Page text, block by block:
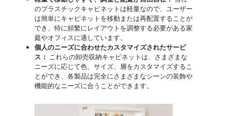
のプラスチックキャビネットは軽量なので、ユーザー
は簡単にキャビネットを移動または再配置することが
でき、特に頻繁にレイアウトを調整する必要がある家
庭やオフィスに適しています。
個人のニーズに合わせたカスタマイズされたサービ
ス： これらの卸売収納キャビネットは、さまざまな
ニーズに応じて色、サイズ、層をカスタマイズするこ
とができ、各製品は完全にさまざまなシーンの装飾や
機能的なニーズに合うことができます。